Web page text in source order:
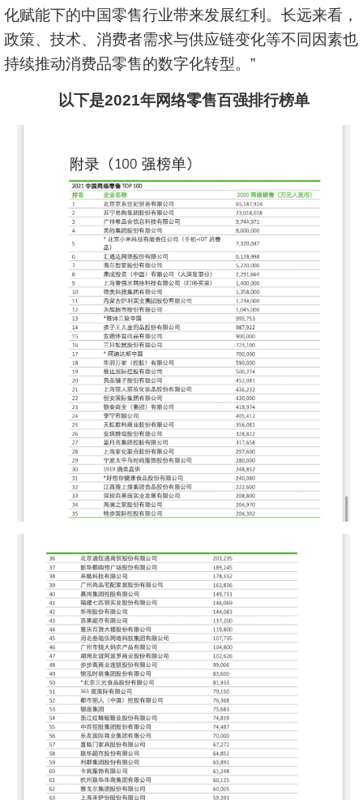
化赋能下的中国零售行业带来发展红利。长远来看，
政策、技术、消费者需求与供应链变化等不同因素也
持续推动消费品零售的数字化转型。”
以下是2021年网络零售百强排行榜单